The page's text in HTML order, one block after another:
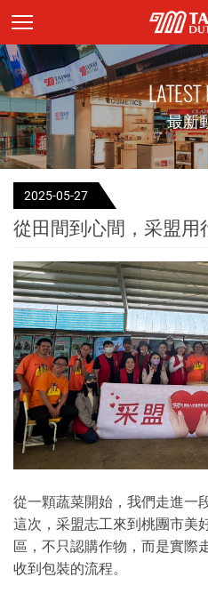
頁面主標題
最新
2025-05-27
從田間到心間，采盟用
從一顆蔬菜開始，我們走進一
這次，采盟志工來到桃團市美
區，不只認購作物，而是實際
收到包裝的流程。